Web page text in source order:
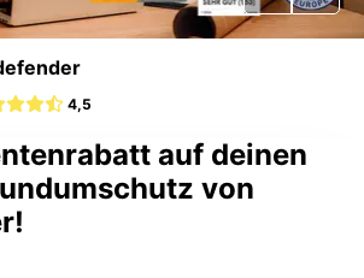
4,5
auf deinen
von